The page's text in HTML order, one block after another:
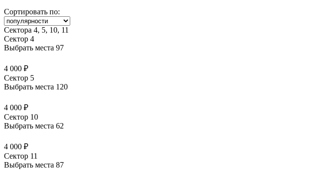
Сортировать по:
Сектора 4, 5, 10, 11
Сектор 4
Выбрать места 97
4 000 ₽
Сектор 5
Выбрать места 120
4 000 ₽
Сектор 10
Выбрать места 62
4 000 ₽
Сектор 11
Выбрать места 87